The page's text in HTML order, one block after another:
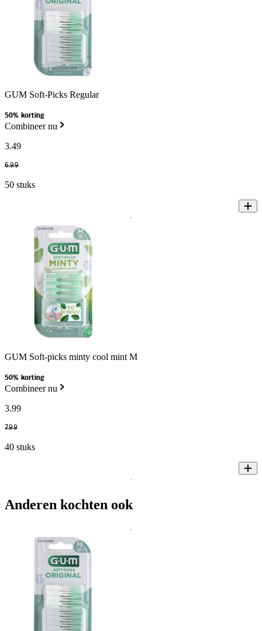
GUM Soft-Picks Regular
50% korting
Combineer nu
3.49
6.99
50 stuks
GUM Soft-picks minty cool mint M
50% korting
Combineer nu
3.99
7.99
40 stuks
Anderen kochten ook